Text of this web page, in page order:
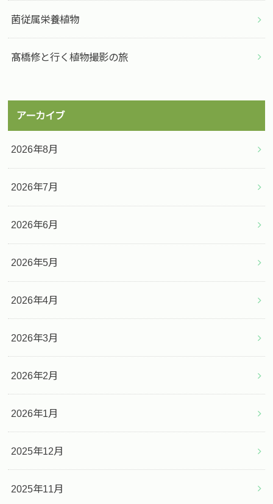
菌従属栄養植物
髙橋修と行く植物撮影の旅
アーカイブ
2026年8月
2026年7月
2026年6月
2026年5月
2026年4月
2026年3月
2026年2月
2026年1月
2025年12月
2025年11月